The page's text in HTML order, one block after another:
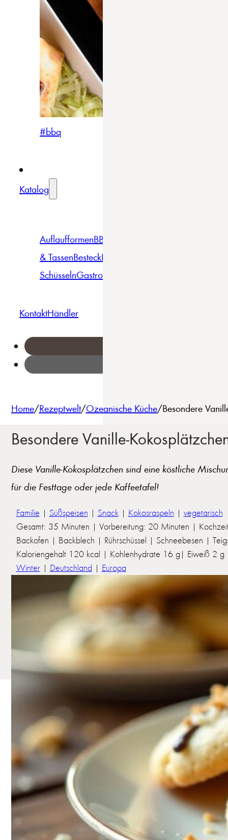
#bbq
Katalog
AuflaufformenBBQ
& TassenBesteckBowls &
SchüsselnGastro
KontaktHändler
Home/Rezeptwelt/Ozeanische Küche/Besondere
Besondere Vanille-
Diese Vanille-Kokosplätzchen sind eine köstliche
für die Festtage oder jede Kaffeetafel!
Familie | Süßspeisen | Snack| Kokosraspeln | vegetarisch
Gesamt: 35 Minuten | Vorbereitung: 20 Minuten |
Backofen | Backblech | Rührschüssel | Schneebesen |
Kaloriengehalt 120 kcal | Kohlenhydrate 16 g| Eiweiß 2
Winter| Deutschland | Europa